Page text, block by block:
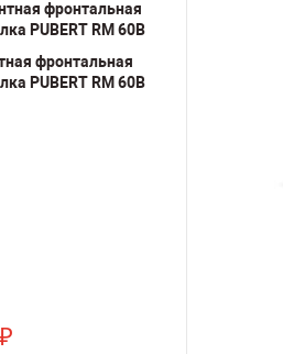
фронтальная
PUBERT RM 60B
₽